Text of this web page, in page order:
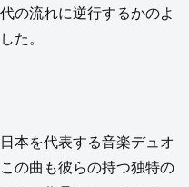
の流れに逆行するかのよ
た。
本を代表する音楽デュオ
の曲も彼らの持つ独特の